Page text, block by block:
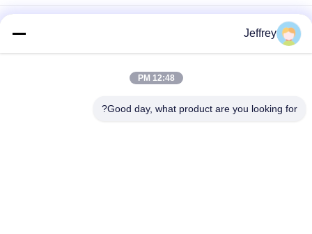
فولاد ضد زنگ واحد فورج نوار دور خشن ماشین، فرجنجس سفارشی
Jeffrey
12:48 PM
Good day, what product are you looking for?